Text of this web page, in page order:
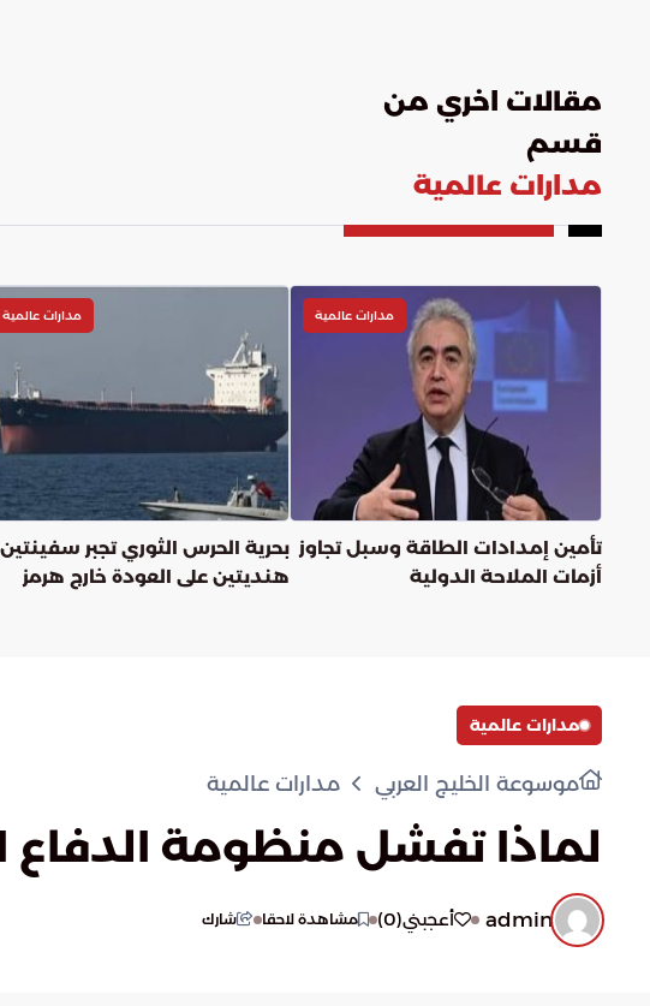
مقالات اخري من
قسم
مدارات عالمية
مدارات عالمية
تأمين إمدادات الطاقة وسبل تجاوز
أزمات الملاحة الدولية
مدارات عالمية
بحرية الحرس الثوري تجبر سفينتين
هنديتين على العودة خارج هرمز
مدارات عالمية
موسوعة الخليج العربي مدارات عالمية
لماذا تفشل منظومة الدفاع
admin أعجبني(
0
) مشاهدة لاحقا شارك